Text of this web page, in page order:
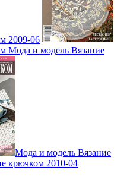
2009-06
Мода и модель Вязание
Мода и модель Вязание
крючком 2010-04